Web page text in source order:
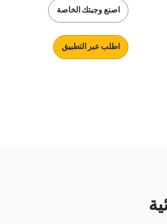
اصنع وجبتك الخاصة
اطلب عبر التطبيق